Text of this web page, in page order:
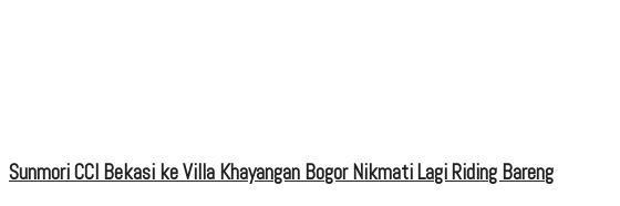
Sunmori CCI Bekasi ke Villa Khayangan Bogor Nikmati Lagi Riding Bareng